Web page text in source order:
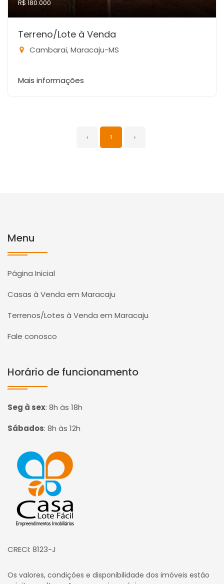
R$ 180.000
Terreno/Lote à Venda
Cambarai, Maracaju-MS
Mais informações
‹ 1 ›
Menu
Página Inicial
Casas à Venda em Maracaju
Terrenos/Lotes à Venda em Maracaju
Fale conosco
Horário de funcionamento
Seg à sex: 8h às 18h
Sábados: 8h às 12h
Página inicial
CRECI: 8123-J
Os valores, condições e disponibilidade dos imóveis estão